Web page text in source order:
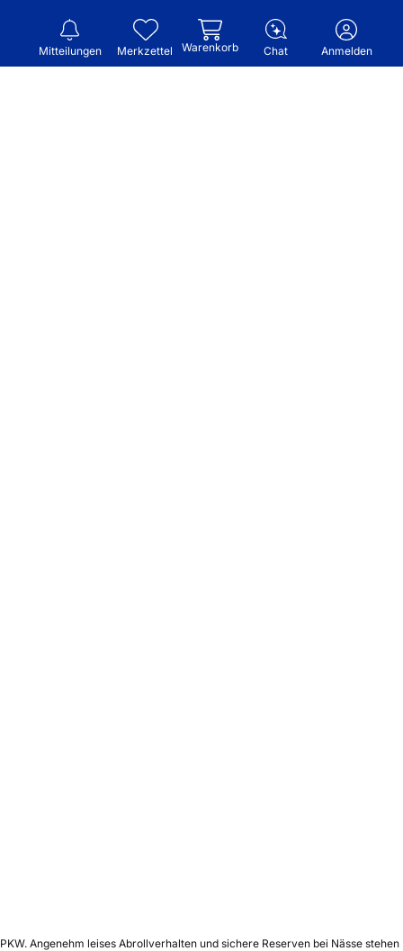
Mitteilungen Merkzettel Warenkorb Chat Anmelden
Angenehm leises Abrollverhalten und sichere Reserven bei Nässe stehen